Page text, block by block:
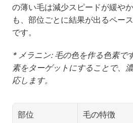
の薄い毛は減少スピードが緩や
も、部位ごとに結果が出るペー
です。
* メラニン: 毛の色を作る色素で
素をターゲットにすることで、
応します。
部位 毛の特徴